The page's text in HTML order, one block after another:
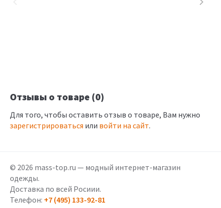
Отзывы о товаре (0)
Для того, чтобы оставить отзыв о товаре, Вам нужно
зарегистрироваться или войти на сайт.
© 2026 mass-top.ru — модный интернет-магазин
одежды.
Доставка по всей Росиии.
Телефон: +7 (495) 133-92-81